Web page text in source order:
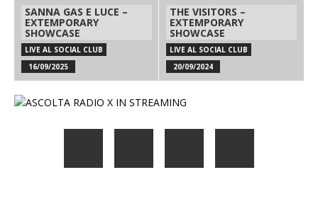
SANNA GAS E LUCE –
EXTEMPORARY
SHOWCASE
LIVE AL SOCIAL CLUB
16/09/2025
THE VISITORS –
EXTEMPORARY
SHOWCASE
LIVE AL SOCIAL CLUB
20/09/2024